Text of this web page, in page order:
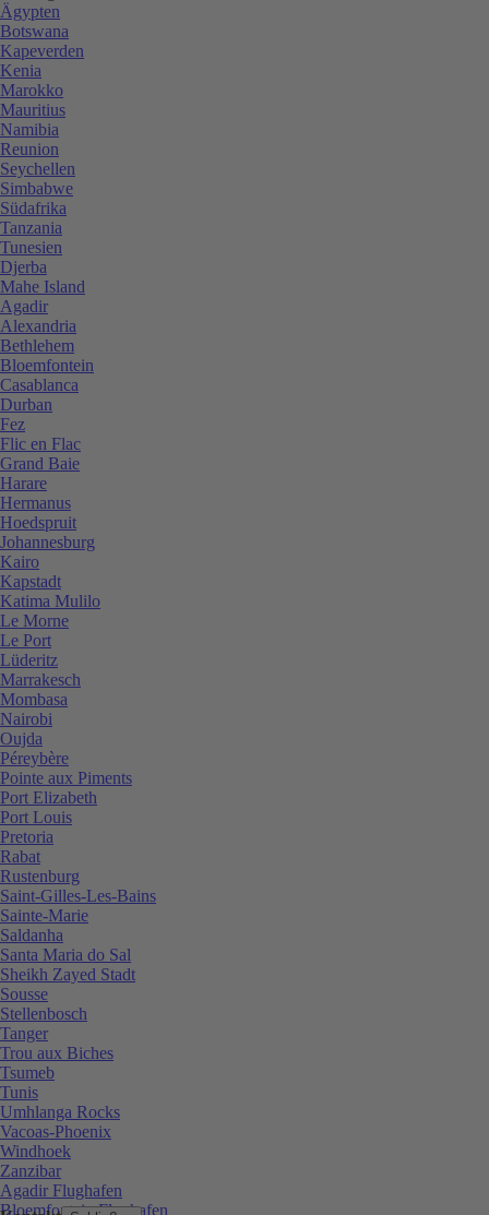
Ägypten
Botswana
Kapeverden
Kenia
Marokko
Mauritius
Namibia
Reunion
Seychellen
Simbabwe
Südafrika
Tanzania
Tunesien
Djerba
Mahe Island
Agadir
Alexandria
Bethlehem
Bloemfontein
Casablanca
Durban
Fez
Flic en Flac
Grand Baie
Harare
Hermanus
Hoedspruit
Johannesburg
Kairo
Kapstadt
Katima Mulilo
Le Morne
Le Port
Lüderitz
Marrakesch
Mombasa
Nairobi
Oujda
Péreybère
Pointe aux Piments
Port Elizabeth
Port Louis
Pretoria
Rabat
Rustenburg
Saint-Gilles-Les-Bains
Sainte-Marie
Saldanha
Santa Maria do Sal
Sheikh Zayed Stadt
Sousse
Stellenbosch
Tanger
Trou aux Biches
Tsumeb
Tunis
Umhlanga Rocks
Vacoas-Phoenix
Windhoek
Zanzibar
Agadir Flughafen
Bloemfontein Flughafen